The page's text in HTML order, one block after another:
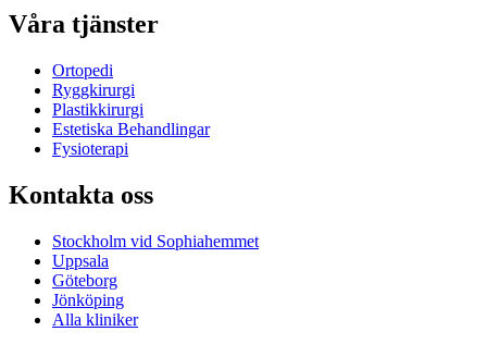
Våra tjänster
Ortopedi
Ryggkirurgi
Plastikkirurgi
Estetiska Behandlingar
Fysioterapi
Kontakta oss
Stockholm vid Sophiahemmet
Uppsala
Göteborg
Jönköping
Alla kliniker